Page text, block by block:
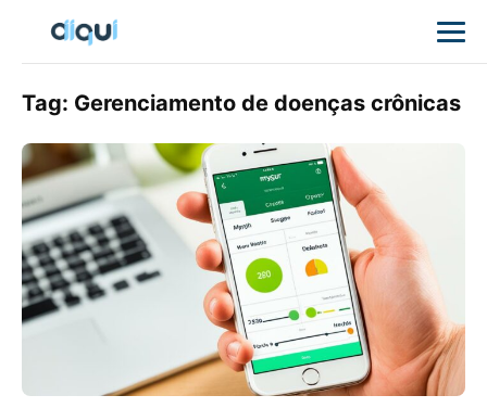
Tag: Gerenciamento de doenças crônicas